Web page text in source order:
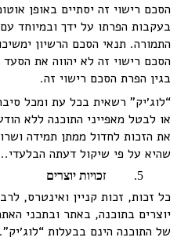
הסכם רישוי זה יסתיים באופן
בעקבות הפרתו על ידך ובמיוחד
התמורה. תנאי הסכם הרשיון
הסכם רישוי זה לא יהווה את
בגין הפרת הסכם רישוי זה.
“לוג׳יק” רשאית בכל עת ומכל
או לבטל מאפייני התוכנה ללא
את הזכות לחדול ממתן תמידה
שהיא על פי שיקול דעתה הבלעדי..
זכויות יוצרים
כל זכות, זכות קניין ואינטרס,
יוצרים בתוכנה, באתר ובתכני
של התוכנה הינם בבעלות “לוג׳יק”.